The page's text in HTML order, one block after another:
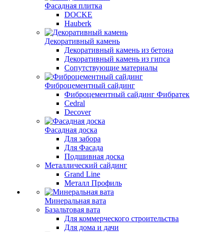
Фасадная плитка
DOCKE
Hauberk
Декоративный камень
Декоративный камень из бетона
Декоративный камень из гипса
Сопутствующие материалы
Фиброцементный сайдинг
Фиброцементный сайдинг Фибратек
Cedral
Decover
Фасадная доска
Для забора
Для Фасада
Подшивная доска
Металлический сайдинг
Grand Line
Металл Профиль
Минеральная вата
Базальтовая вата
Для коммерческого строительства
Для дома и дачи